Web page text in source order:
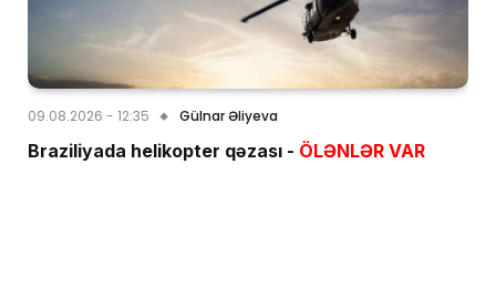
09.08.2026 - 12:35 Gülnar Əliyeva
Braziliyada helikopter qəzası - ÖLƏNLƏR VAR